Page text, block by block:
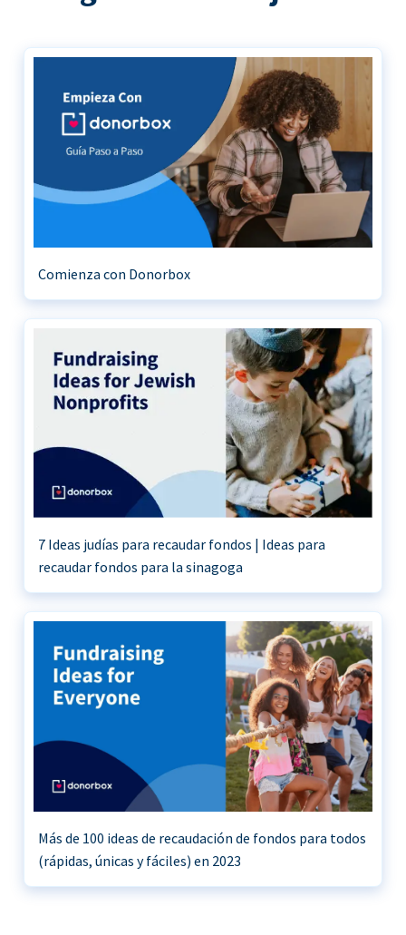
Comienza con Donorbox
7 Ideas judías para recaudar fondos | Ideas para
recaudar fondos para la sinagoga
Más de 100 ideas de recaudación de fondos para todos
(rápidas, únicas y fáciles) en 2023